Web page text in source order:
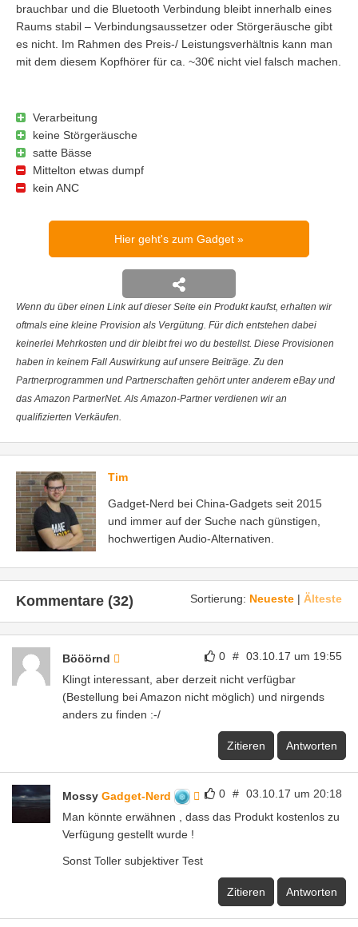
brauchbar und die Bluetooth Verbindung bleibt innerhalb eines
Raums stabil – Verbindungsaussetzer oder Störgeräusche gibt
es nicht. Im Rahmen des Preis-/ Leistungsverhältnis kann man
mit dem diesem Kopfhörer für ca. ~30€ nicht viel falsch machen.
Verarbeitung
keine Störgeräusche
satte Bässe
Mittelton etwas dumpf
kein ANC
Hier geht's zum Gadget
Wenn du über einen Link auf dieser Seite ein Produkt kaufst, erhalten wir
oftmals eine kleine Provision als Vergütung. Für dich entstehen dabei
keinerlei Mehrkosten und dir bleibt frei wo du bestellst. Diese Provisionen
haben in keinem Fall Auswirkung auf unsere Beiträge. Zu den
Partnerprogrammen und Partnerschaften gehört unter anderem eBay und
das Amazon PartnerNet. Als Amazon-Partner verdienen wir an
qualifizierten Verkäufen.
Tim
Gadget-Nerd bei China-Gadgets seit 2015
und immer auf der Suche nach günstigen,
hochwertigen Audio-Alternativen.
Sortierung: Neueste | Älteste
Kommentare (32)
0 # 03.10.17 um 19:55
Bööörnd
Klingt interessant, aber derzeit nicht verfügbar
(Bestellung bei Amazon nicht möglich) und nirgends
anders zu finden :-/
Zitieren Antworten
0 # 03.10.17 um 20:18
Mossy Gadget-Nerd
Man könnte erwähnen , dass das Produkt kostenlos zu
Verfügung gestellt wurde !
Sonst Toller subjektiver Test
Zitieren Antworten